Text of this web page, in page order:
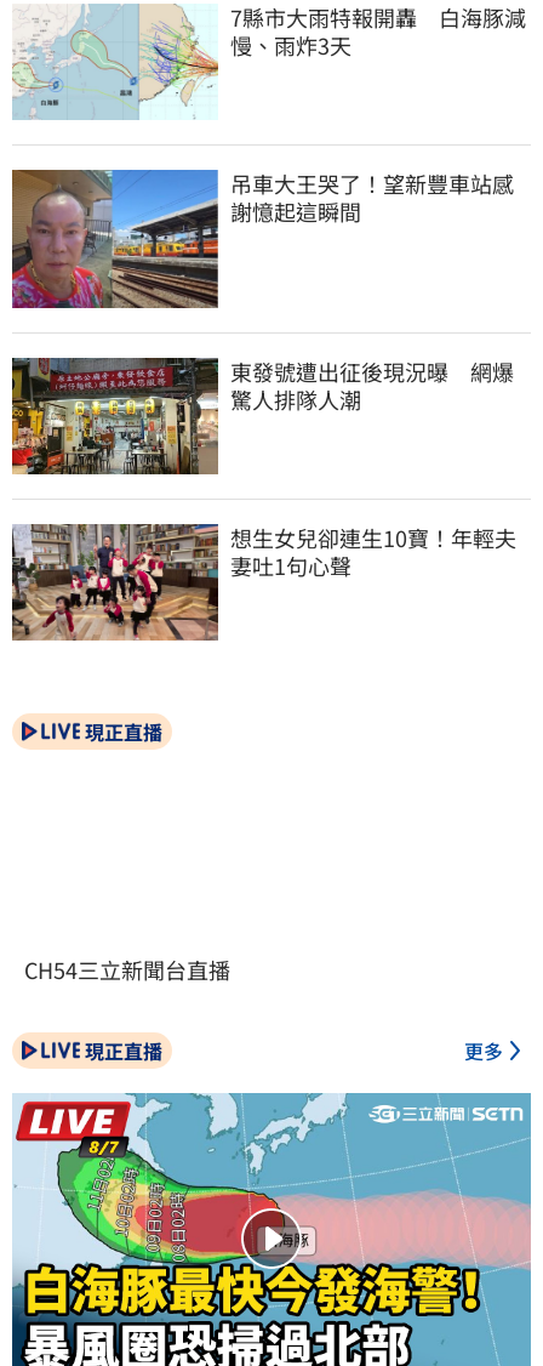
7縣市大雨特報開轟　白海豚減
慢、雨炸3天
吊車大王哭了！望新豐車站感
謝憶起這瞬間
東發號遭出征後現況曝　網爆
驚人排隊人潮
想生女兒卻連生10寶！年輕夫
妻吐1句心聲
現正直播
CH54三立新聞台直播
現正直播 更多